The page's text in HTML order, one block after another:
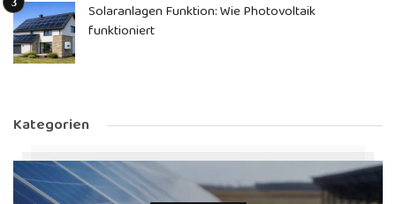
Solaranlagen Funktion: Wie Photovoltaik
funktioniert
Kategorien